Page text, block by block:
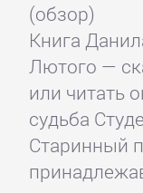
(обзор)
Книга
Лютого —
или читать
судьба
Старинный